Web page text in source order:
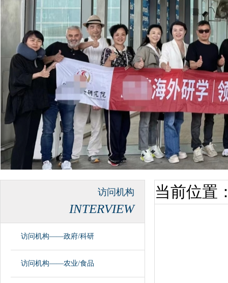
访问机构
INTERVIEW
访问机构——政府/科研
访问机构——农业/食品
当前位置